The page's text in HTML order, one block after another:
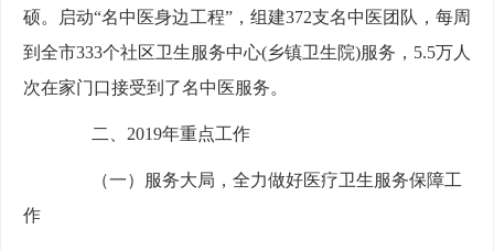
硕。启动“名中医身边工程”，组建372支名中医团队，每周
到全市333个社区卫生服务中心(乡镇卫生院)服务，5.5万人
次在家门口接受到了名中医服务。
二、2019年重点工作
（一）服务大局，全力做好医疗卫生服务保障工
作